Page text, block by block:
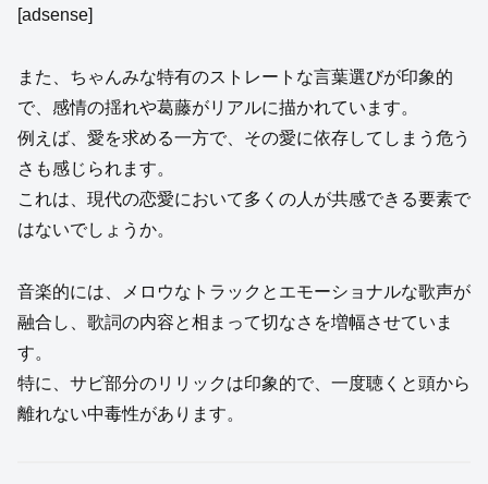
[adsense]
また、ちゃんみな特有のストレートな言葉選びが印象的
で、感情の揺れや葛藤がリアルに描かれています。
例えば、愛を求める一方で、その愛に依存してしまう危う
さも感じられます。
これは、現代の恋愛において多くの人が共感できる要素で
はないでしょうか。
音楽的には、メロウなトラックとエモーショナルな歌声が
融合し、歌詞の内容と相まって切なさを増幅させていま
す。
特に、サビ部分のリリックは印象的で、一度聴くと頭から
離れない中毒性があります。